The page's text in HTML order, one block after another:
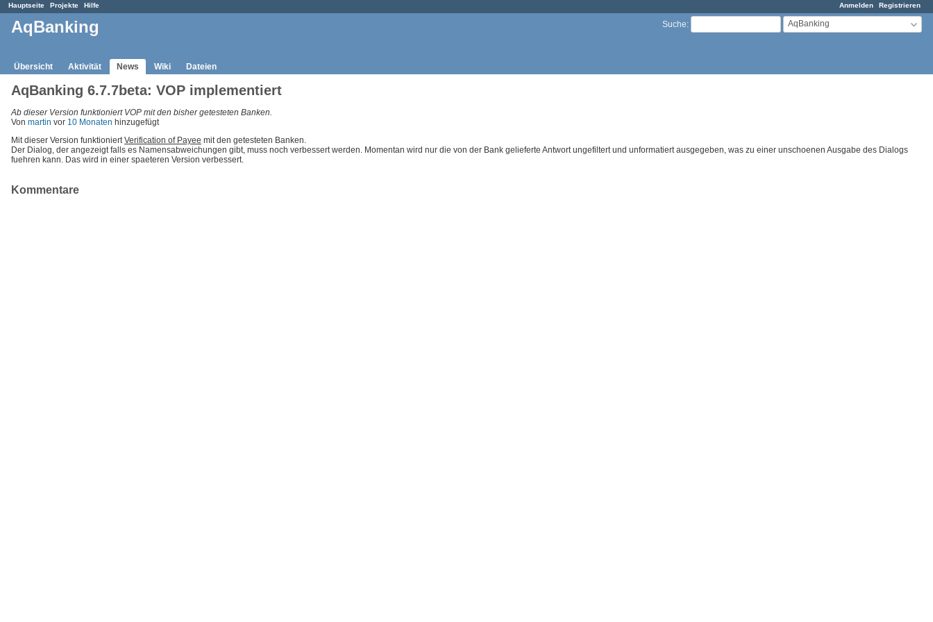
Anmelden Registrieren
Hauptseite Projekte Hilfe
Suche: AqBanking
AqBanking
Übersicht Aktivität News Wiki Dateien
AqBanking 6.7.7beta: VOP implementiert
Ab dieser Version funktioniert VOP mit den bisher getesteten Banken.
Von martin vor 10 Monaten hinzugefügt
Mit dieser Version funktioniertVerification of Payee mit den getesteten Banken.
Der Dialog, der angezeigt falls es Namensabweichungen gibt, muss noch verbessert werden. Momentan wird nur die von der Bank gelieferte Antwort ungefiltert und unformatiert ausgegeben, was zu einer unschoenen Ausgabe des Dialogs
fuehren kann. Das wird in einer spaeteren Version verbessert.
Kommentare